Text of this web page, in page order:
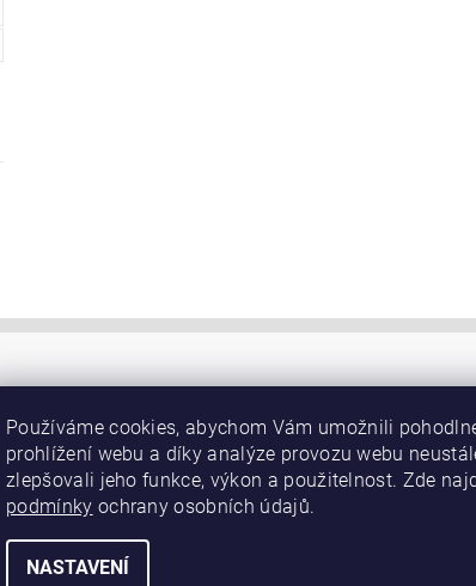
Používáme cookies, abychom Vám umožnili
prohlížení webu a díky analýze provozu webu
zlepšovali jeho funkce, výkon a použitelnost. Zde
podmínky ochrany osobních údajů.
NASTAVENÍ